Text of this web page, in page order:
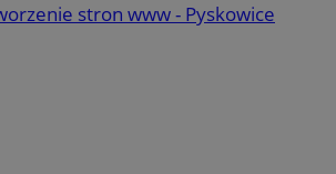
stron www - Pyskowice